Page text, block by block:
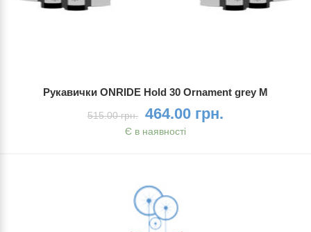
Рукавички ONRIDE Hold 30 Ornament grey M
515.00 грн. 464.00 грн.
Є в наявності